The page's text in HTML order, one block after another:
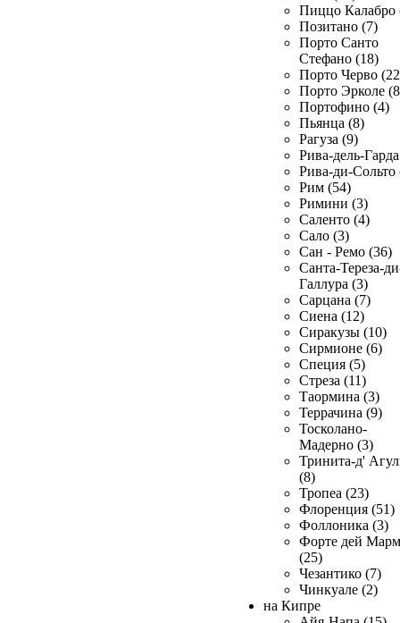
Пиццо Калабро
Позитано (7)
Порто Санто
Стефано (18)
Порто Черво
Порто Эрколе
Портофино (4)
Пьянца (8)
Рагуза (9)
Рива-дель-
Рива-ди-Сольто
Рим (54)
Римини (3)
Саленто (4)
Сало (3)
Сан - Ремо (36)
Санта-Тереза-
Галлура (3)
Сарцана (7)
Сиена (12)
Сиракузы (10)
Сирмионе (6)
Специя (5)
Стреза (11)
Таормина (3)
Террачина (9)
Тосколано-
Мадерно (3)
Тринита-д'
(8)
Тропеа (23)
Флоренция (51)
Фоллоника (3)
Форте дей
(25)
Чезантико (7)
Чинкуале (2)
на Кипре